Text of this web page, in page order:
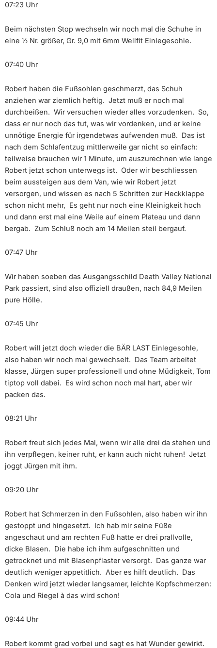
07:23 Uhr
Beim nächsten Stop wechseln wir noch mal die Schuhe in
eine ½ Nr. größer, Gr. 9,0 mit 6mm Wellfit Einlegesohle.
07:40 Uhr
Robert haben die Fußsohlen geschmerzt, das Schuh
anziehen war ziemlich heftig. Jetzt muß er noch mal
durchbeißen. Wir versuchen wieder alles vorzudenken. So,
dass er nur noch das tut, was wir vordenken, und er keine
unnötige Energie für irgendetwas aufwenden muß. Das ist
nach dem Schlafentzug mittlerweile gar nicht so einfach:
teilweise brauchen wir 1 Minute, um auszurechnen wie lange
Robert jetzt schon unterwegs ist. Oder wir beschliessen
beim aussteigen aus dem Van, wie wir Robert jetzt
versorgen, und wissen es nach 5 Schritten zur Heckklappe
schon nicht mehr, Es geht nur noch eine Kleinigkeit hoch
und dann erst mal eine Weile auf einem Plateau und dann
bergab. Zum Schluß noch am 14 Meilen steil bergauf.
07:47 Uhr
Wir haben soeben das Ausgangsschild Death Valley National
Park passiert, sind also offiziell draußen, nach 84,9 Meilen
pure Hölle.
07:45 Uhr
Robert will jetzt doch wieder die BÄR LAST Einlegesohle,
also haben wir noch mal gewechselt. Das Team arbeitet
klasse, Jürgen super professionell und ohne Müdigkeit, Tom
tiptop voll dabei. Es wird schon noch mal hart, aber wir
packen das.
08:21 Uhr
Robert freut sich jedes Mal, wenn wir alle drei da stehen und
ihn verpflegen, keiner ruht, er kann auch nicht ruhen! Jetzt
joggt Jürgen mit ihm.
09:20 Uhr
Robert hat Schmerzen in den Fußsohlen, also haben wir ihn
gestoppt und hingesetzt. Ich hab mir seine Füße
angeschaut und am rechten Fuß hatte er drei prallvolle,
dicke Blasen. Die habe ich ihm aufgeschnitten und
getrocknet und mit Blasenpflaster versorgt. Das ganze war
deutlich weniger appetitlich. Aber es hilft deutlich. Das
Denken wird jetzt wieder langsamer, leichte Kopfschmerzen:
Cola und Riegel à das wird schon!
09:44 Uhr
Robert kommt grad vorbei und sagt es hat Wunder gewirkt.